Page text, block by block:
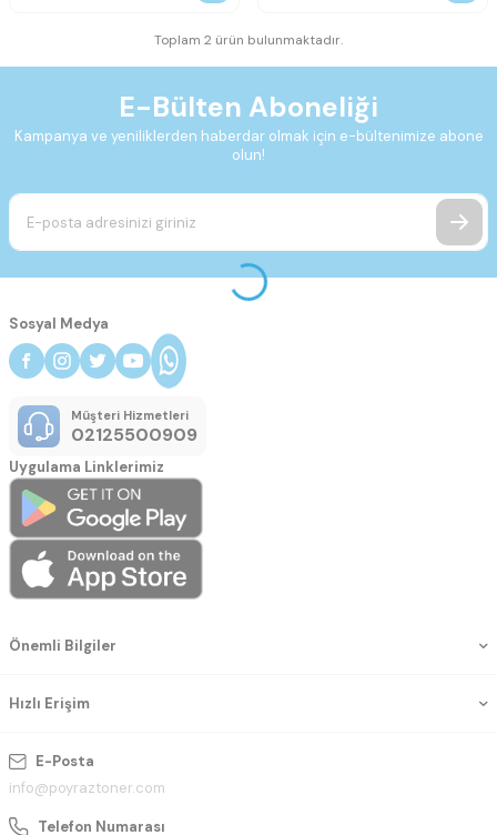
Toplam 2 ürün bulunmaktadır.
E-Bülten Aboneliği
Kampanya ve yeniliklerden haberdar olmak için e-bültenimize abone
olun!
E-Posta
info@poyraztoner.com
Telefon Numarası
Önemli Bilgiler
Hızlı Erişim
Sosyal Medya
Müşteri Hizmetleri
02125500909
Uygulama Linklerimiz